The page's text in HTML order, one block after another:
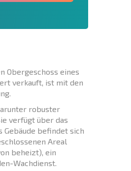
Obergeschoss eines
verkauft, ist mit den
robuster
verfügt über das
Gebäude befindet sich
Areal
beheizt), ein
Wachdienst.